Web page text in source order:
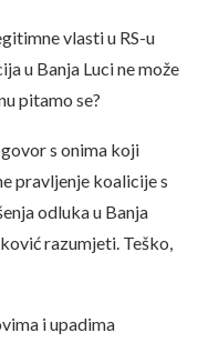
vlasti u RS-u
u Banja Luci ne može
pitamo se?
s onima koji
pravljenje koalicije s
odluka u Banja
razumjeti. Teško,
i upadima